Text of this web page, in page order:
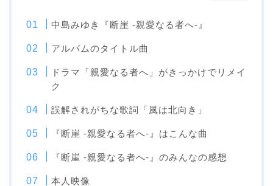
中島みゆき『断崖 -親愛なる者へ-』
アルバムのタイトル曲
ドラマ「親愛なる者へ」がきっかけでリメイ
ク
誤解されがちな歌詞「風は北向き」
『断崖 -親愛なる者へ-』はこんな曲
『断崖 -親愛なる者へ-』のみんなの感想
本人映像